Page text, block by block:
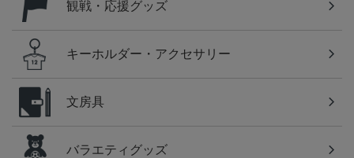
観戦・応援グッズ
キーホルダー・アクセサリー
文房具
バラエティグッズ